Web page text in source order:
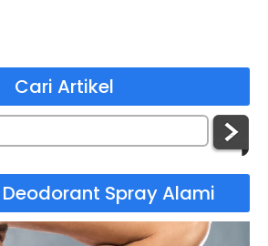
Cari Artikel
Deodorant Spray Alami